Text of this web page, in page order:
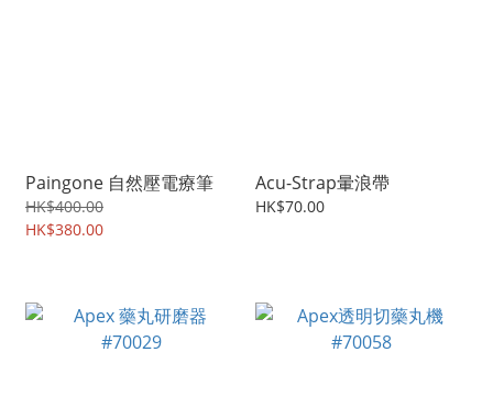
Paingone 自然壓電療筆
HK$400.00
HK$380.00
Acu-Strap暈浪帶
HK$70.00